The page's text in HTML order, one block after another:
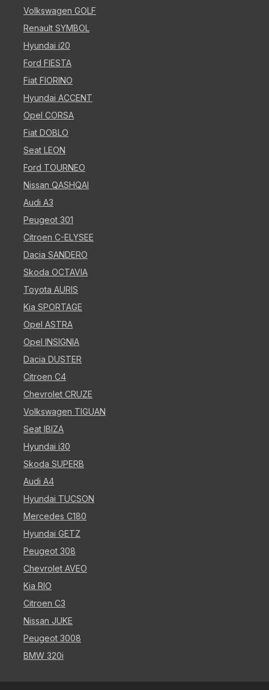
Volkswagen GOLF
Renault SYMBOL
Hyundai i20
Ford FIESTA
Fiat FIORINO
Hyundai ACCENT
Opel CORSA
Fiat DOBLO
Seat LEON
Ford TOURNEO
Nissan QASHQAI
Audi A3
Peugeot 301
Citroen C-ELYSEE
Dacia SANDERO
Skoda OCTAVIA
Toyota AURIS
Kia SPORTAGE
Opel ASTRA
Opel INSIGNIA
Dacia DUSTER
Citroen C4
Chevrolet CRUZE
Volkswagen TIGUAN
Seat IBIZA
Hyundai i30
Skoda SUPERB
Audi A4
Hyundai TUCSON
Mercedes C180
Hyundai GETZ
Peugeot 308
Chevrolet AVEO
Kia RIO
Citroen C3
Nissan JUKE
Peugeot 3008
BMW 320i